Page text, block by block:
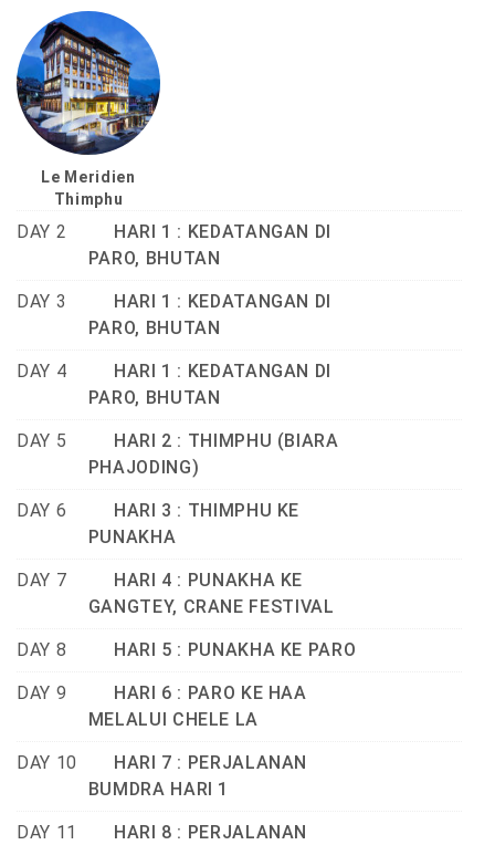
Le Meridien
Thimphu
DAY 2
HARI 1 : KEDATANGAN DI
PARO, BHUTAN
DAY 3
HARI 1 : KEDATANGAN DI
PARO, BHUTAN
DAY 4
HARI 1 : KEDATANGAN DI
PARO, BHUTAN
DAY 5
HARI 2 : THIMPHU (BIARA
PHAJODING)
DAY 6
HARI 3 : THIMPHU KE
PUNAKHA
DAY 7
HARI 4 : PUNAKHA KE
GANGTEY, CRANE FESTIVAL
DAY 8 HARI 5 : PUNAKHA KE PARO
DAY 9
HARI 6 : PARO KE HAA
MELALUI CHELE LA
DAY 10
HARI 7 : PERJALANAN
BUMDRA HARI 1
DAY 11
HARI 8 : PERJALANAN